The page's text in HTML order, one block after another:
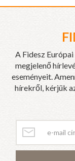
A Fidesz
megjelenő
eseményeit.
hírekről, kérjük